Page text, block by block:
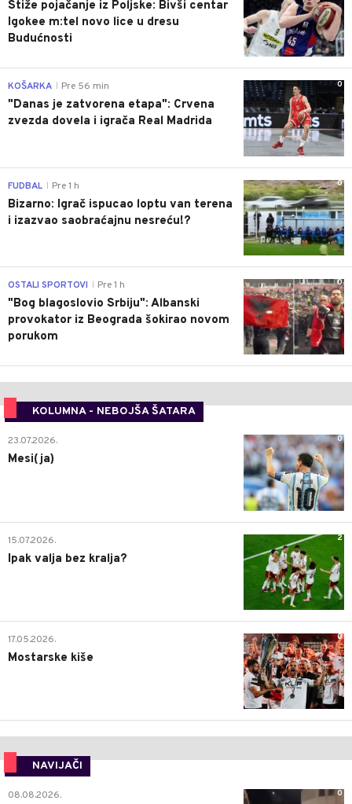
Stiže pojačanje iz Poljske: Bivši centar
Igokee m:tel novo lice u dresu
Budućnosti
0
KOŠARKA Pre 56 min
"Danas je zatvorena etapa": Crvena
zvezda dovela i igrača Real Madrida
0
FUDBAL Pre 1 h
Bizarno: Igrač ispucao loptu van terena
i izazvao saobraćajnu nesreću!?
0
OSTALI SPORTOVI Pre 1 h
"Bog blagoslovio Srbiju": Albanski
provokator iz Beograda šokirao novom
porukom
KOLUMNA - NEBOJŠA ŠATARA
0
23.07.2026.
Mesi(ja)
2
15.07.2026.
Ipak valja bez kralja?
0
17.05.2026.
Mostarske kiše
NAVIJAČI
0
08.08.2026.